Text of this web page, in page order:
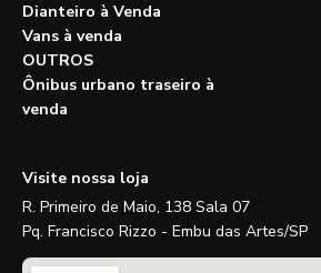
Dianteiro à Venda
Vans à venda
OUTROS
Ônibus urbano traseiro à
venda
Visite nossa loja
R. Primeiro de Maio, 138 Sala 07
Pq. Francisco Rizzo - Embu das Artes/SP